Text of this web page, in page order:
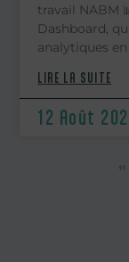
travail NABM
Dashboard,
analytiques
LIRE LA SUITE
12 Août